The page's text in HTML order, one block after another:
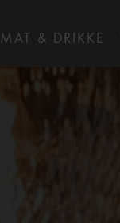
MAT & DRIKKE